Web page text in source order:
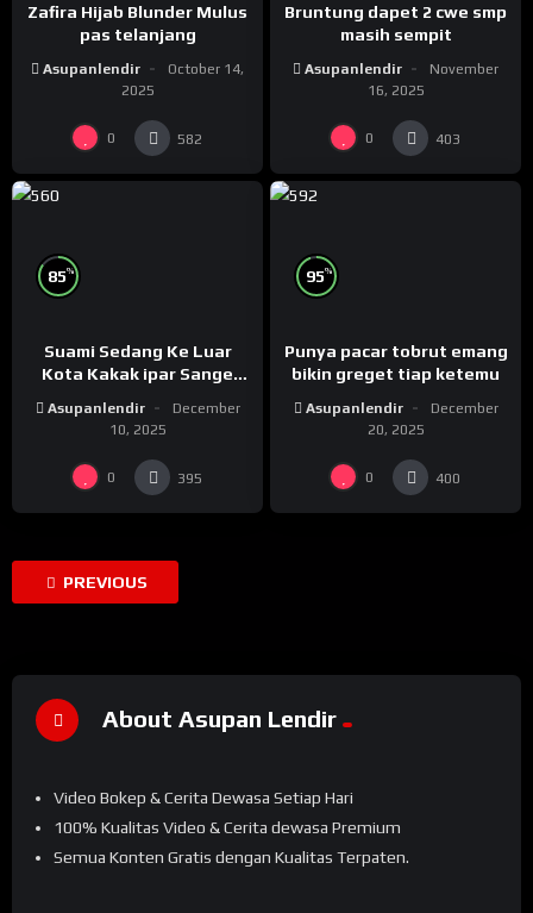
Zafira Hijab Blunder Mulus
pas telanjang
Asupanlendir
October 14,
2025
0 582
Bruntung dapet 2 cwe smp
masih sempit
Asupanlendir
November
16, 2025
0 403
85%
Suami Sedang Ke Luar
Kota Kakak ipar Sange
Asupanlendir
December
10, 2025
0 395
95%
Punya pacar tobrut emang
bikin greget tiap ketemu
Asupanlendir
December
20, 2025
0 400
PREVIOUS
About Asupan Lendir
Video Bokep & Cerita Dewasa Setiap Hari
100% Kualitas Video & Cerita dewasa Premium
Semua Konten Gratis dengan Kualitas Terpaten.